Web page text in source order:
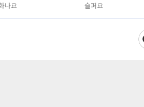
나요 슬퍼요